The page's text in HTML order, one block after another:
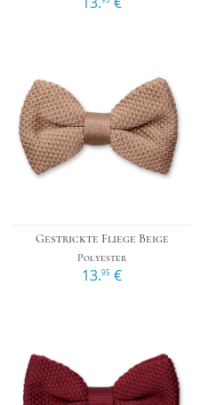
Gestrickte Fliege Beige
Polyester
13.95 €